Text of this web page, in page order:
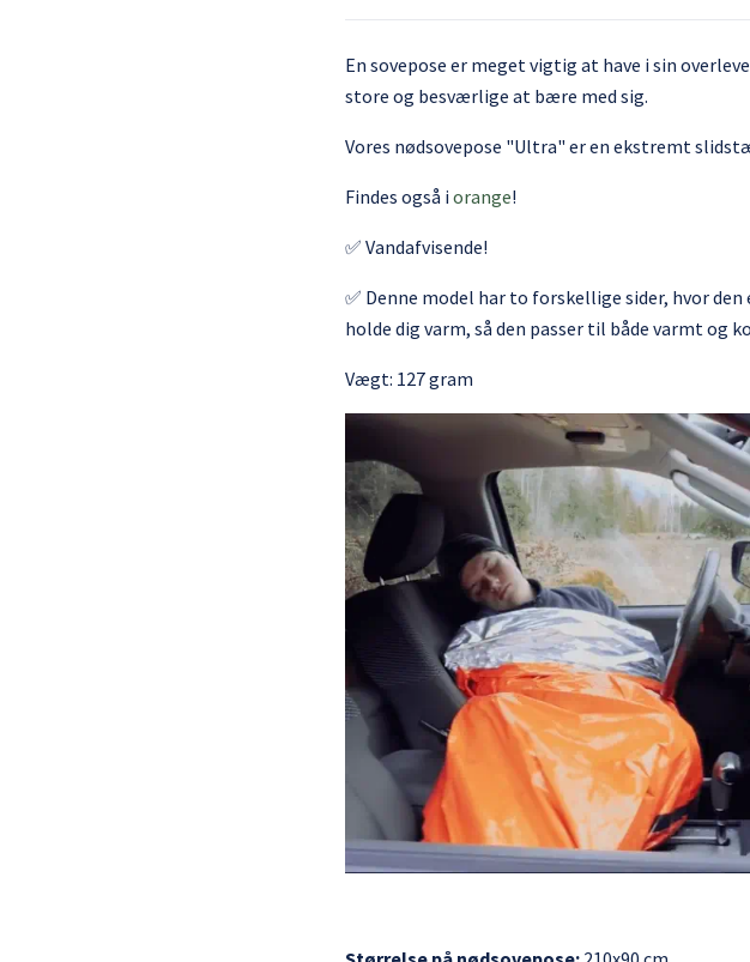
En sovepose er meget vigtig at have i sin
store og besværlige at bære med sig.
Vores nødsovepose "Ultra" er en ekstremt
Findes også i orange!
✅ Vandafvisende!
✅ Denne model har to forskellige sider, hvor
holde dig varm, så den passer til både varmt og
Vægt: 127 gram